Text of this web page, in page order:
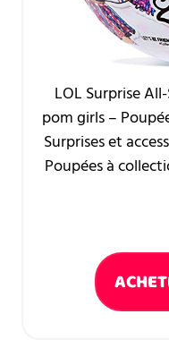
LOL Surprise
pom girls –
Surprises et
Poupées à